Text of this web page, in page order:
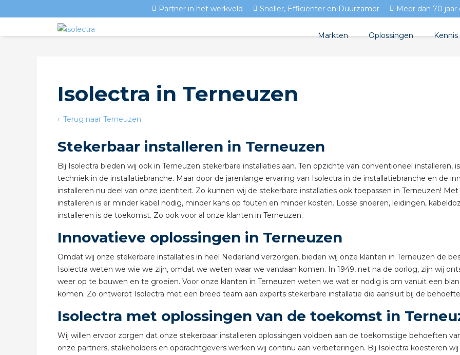
Isolectra in Terneuzen
Terug naar Terneuzen
Stekerbaar installeren in Terneuzen
Bij Isolectra bieden wij ook in Terneuzen stekerbare installaties aan. Ten opzichte van conventioneel installeren,
techniek in de installatiebranche. Maar door de jarenlange ervaring van Isolectra in de installatiebranche en de
installeren nu deel van onze identiteit. Zo kunnen wij de stekerbare installaties ook toepassen in Terneuzen!
installeren is er minder kabel nodig, minder kans op fouten en minder kosten. Losse snoeren, leidingen,
installeren is de toekomst. Zo ook voor al onze klanten in Terneuzen.
Innovatieve oplossingen in Terneuzen
Omdat wij onze stekerbare installaties in heel Nederland verzorgen, bieden wij onze klanten in Terneuzen de
Isolectra weten we wie we zijn, omdat we weten waar we vandaan komen. In 1949, net na de oorlog, zijn wij
weer op te bouwen en te groeien. Voor onze klanten in Terneuzen weten we wat er nodig is om vanuit een
komen. Zo ontwerpt Isolectra met een breed team aan experts stekerbare installatie die aansluit bij de
Isolectra met oplossingen van de toekomst in
Wij willen ervoor zorgen dat onze stekerbaar installeren oplossingen voldoen aan de toekomstige behoeften
onze partners, stakeholders en opdrachtgevers werken wij continu aan verbeteringen. Bij Isolectra koesteren
Partner in het werkveld Sneller, Efficiënter en Duurzamer Meer dan 70 jaar
Markten Oplossingen
Stekerbaar installeren
Stekerbaar installeren in
Wieland stekerbare
Wieland
Kennis